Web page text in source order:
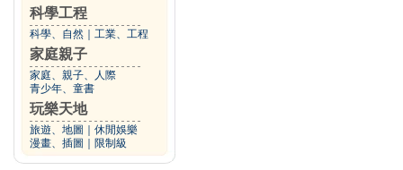
科學工程
科學、自然 工業、工程
家庭親子
家庭、親子、人際
青少年、童書
玩樂天地
旅遊、地圖
休閒娛樂
漫畫、插圖
限制級